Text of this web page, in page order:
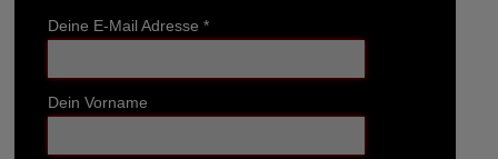
Deine E-Mail Adresse *
Dein Vorname